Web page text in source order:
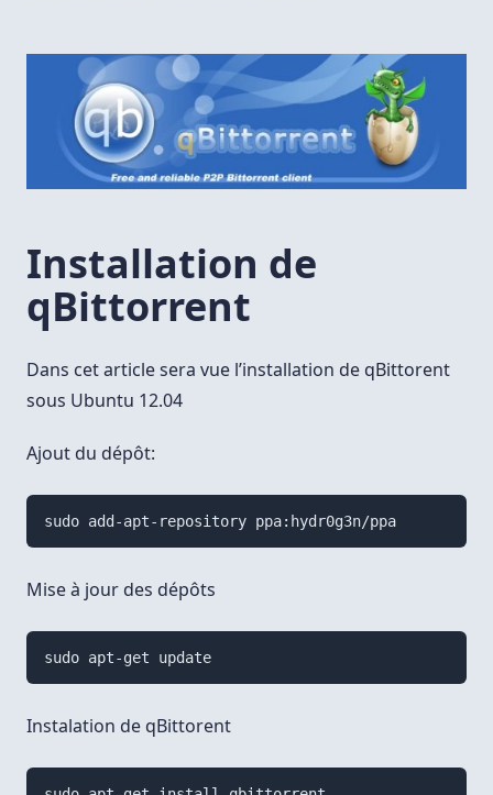
Installation de
qBittorrent
Dans cet article sera vue l’installation de qBittorent
sous Ubuntu 12.04
Ajout du dépôt:
sudo add-apt-repository ppa:hydr0g3n/ppa
Mise à jour des dépôts
sudo apt-get update
Instalation de qBittorent